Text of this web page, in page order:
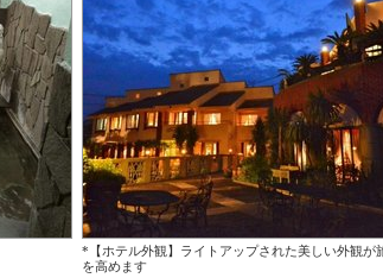
*【ホテル外観】ライトアップされた美しい外観が
を高めます